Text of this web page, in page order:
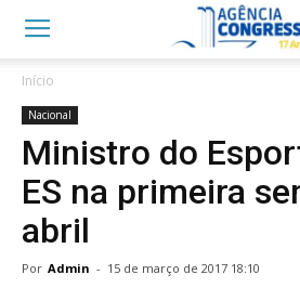
Início
Nacional
Ministro do
ES na primeira
abril
Por Admin - 15 de março de 2017 18:10